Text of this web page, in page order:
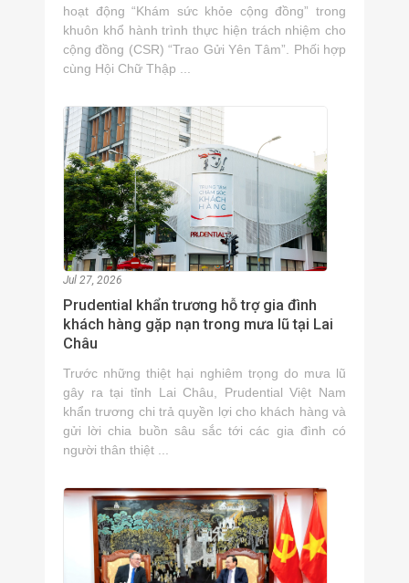
hoạt động “Khám sức khỏe cộng đồng” trong
khuôn khổ hành trình thực hiện trách nhiệm cho
cộng đồng (CSR) “Trao Gửi Yên Tâm”. Phối hợp
cùng Hội Chữ Thập ...
Jul 27, 2026
Prudential khẩn trương hỗ trợ gia đình
khách hàng gặp nạn trong mưa lũ tại Lai
Châu
Trước những thiệt hại nghiêm trọng do mưa lũ
gây ra tại tỉnh Lai Châu, Prudential Việt Nam
khẩn trương chi trả quyền lợi cho khách hàng và
gửi lời chia buồn sâu sắc tới các gia đình có
người thân thiệt ...